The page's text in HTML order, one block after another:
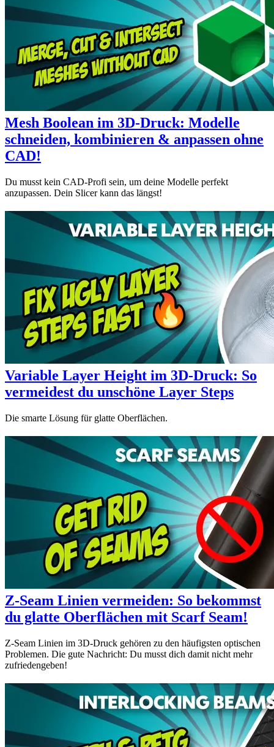
Mesh Boolean im 3D-Druck: Modelle
schneiden, kombinieren & anpassen ohne
CAD!
Du musst kein CAD-Profi sein, um deine Modelle perfekt
anzupassen. Dein Slicer kann das längst!
Variable Layer Height im 3D-Druck: So
vermeidest du unschöne Layer Steps
Die smarte Lösung für glatte Oberflächen.
Z-Seam Linien vermeiden: So bekommst
du glatte Oberflächen mit Scarf Seam!
Z-Seam Linien im 3D-Druck gehören zu den häufigsten optischen
Problemen. Die gute Nachricht: Du musst dich damit nicht mehr
zufriedengeben!